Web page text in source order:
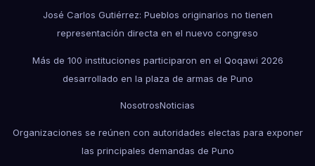
José Carlos Gutiérrez: Pueblos originarios no tienen
representación directa en el nuevo congreso
Más de 100 instituciones participaron en el Qoqawi 2026
desarrollado en la plaza de armas de Puno
NosotrosNoticias
Organizaciones se reúnen con autoridades electas para exponer
las principales demandas de Puno